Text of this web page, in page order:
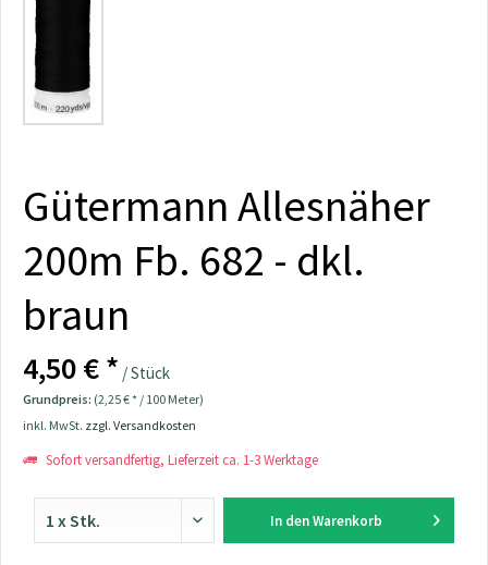
Gütermann Allesnäher
200m Fb. 682 - dkl.
braun
4,50 € * / Stück
Grundpreis: (2,25 € * / 100 Meter)
inkl. MwSt. zzgl. Versandkosten
Sofort versandfertig, Lieferzeit ca. 1-3 Werktage
In den Warenkorb